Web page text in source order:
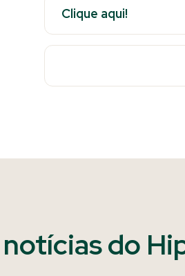
Clique aqui!
do